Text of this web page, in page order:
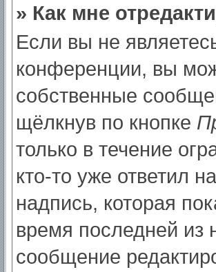
» Как мне
Если вы не
конференции, вы
собственные
щёлкнув по кнопке
только в течение
кто-то уже ответил
надпись, которая
время последней из
сообщение